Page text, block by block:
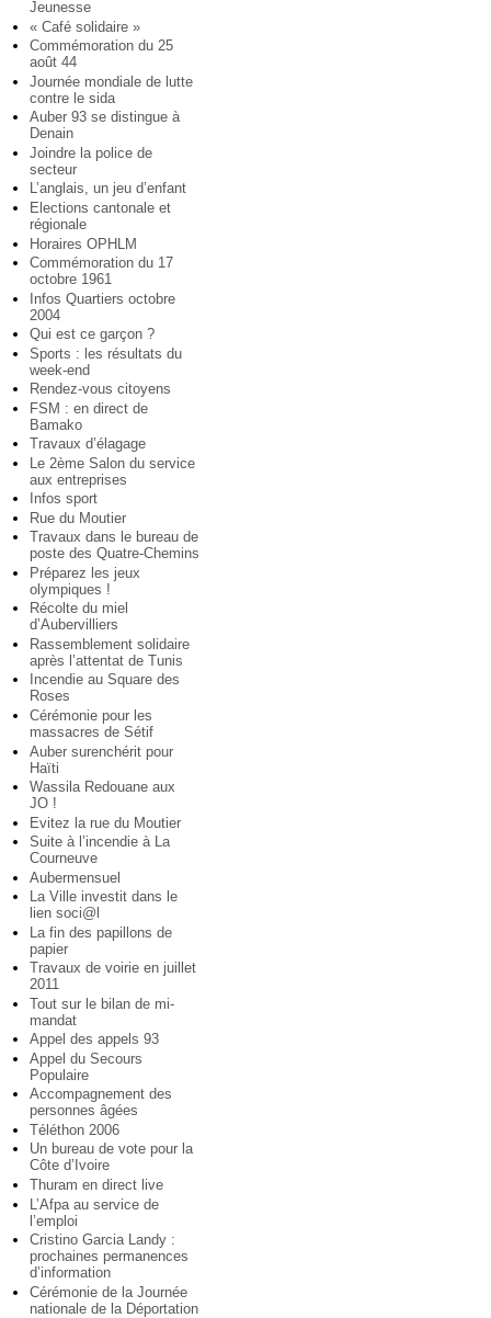
Jeunesse
« Café solidaire »
Commémoration du 25
août 44
Journée mondiale de lutte
contre le sida
Auber 93 se distingue à
Denain
Joindre la police de
secteur
L’anglais, un jeu d’enfant
Elections cantonale et
régionale
Horaires OPHLM
Commémoration du 17
octobre 1961
Infos Quartiers octobre
2004
Qui est ce garçon ?
Sports : les résultats du
week-end
Rendez-vous citoyens
FSM : en direct de
Bamako
Travaux d’élagage
Le 2ème Salon du service
aux entreprises
Infos sport
Rue du Moutier
Travaux dans le bureau de
poste des Quatre-Chemins
Préparez les jeux
olympiques !
Récolte du miel
d’Aubervilliers
Rassemblement solidaire
après l’attentat de Tunis
Incendie au Square des
Roses
Cérémonie pour les
massacres de Sétif
Auber surenchérit pour
Haïti
Wassila Redouane aux
JO !
Evitez la rue du Moutier
Suite à l’incendie à La
Courneuve
Aubermensuel
La Ville investit dans le
lien soci@l
La fin des papillons de
papier
Travaux de voirie en juillet
2011
Tout sur le bilan de mi-
mandat
Appel des appels 93
Appel du Secours
Populaire
Accompagnement des
personnes âgées
Téléthon 2006
Un bureau de vote pour la
Côte d’Ivoire
Thuram en direct live
L’Afpa au service de
l’emploi
Cristino Garcia Landy :
prochaines permanences
d’information
Cérémonie de la Journée
nationale de la Déportation